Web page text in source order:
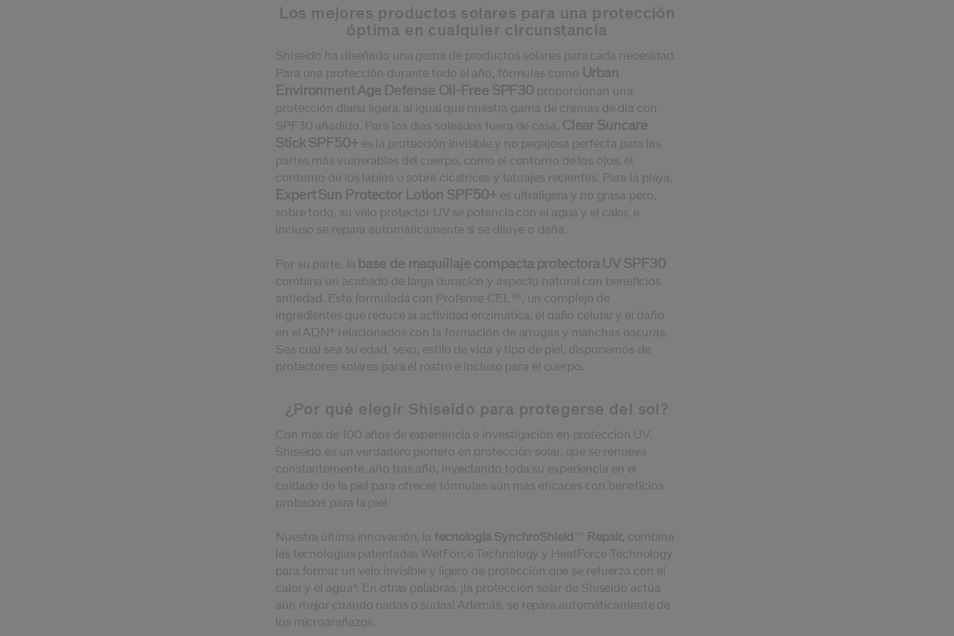
Los mejores productos solares para una protección
óptima en cualquier circunstancia
Shiseido ha diseñado una gama de productos solares para cada necesidad.
Para una protección durante todo el año, fórmulas como Urban
Environment Age Defense Oil-Free SPF30 proporcionan una
protección diaria ligera, al igual que nuestra gama de cremas de día con
SPF30 añadido. Para los días soleados fuera de casa, Clear Suncare
Stick SPF50+ es la protección invisible y no pegajosa perfecta para las
partes más vulnerables del cuerpo, como el contorno de los ojos, el
contorno de los labios o sobre cicatrices y tatuajes recientes. Para la playa,
Expert Sun Protector Lotion SPF50+ es ultraligera y no grasa pero,
sobre todo, su velo protector UV se potencia con el agua y el calor, e
incluso se repara automáticamente si se diluye o daña.
Por su parte, la base de maquillaje compacta protectora UV SPF30
combina un acabado de larga duración y aspecto natural con beneficios
antiedad. Está formulada con Profense CEL™, un complejo de
ingredientes que reduce la actividad enzimática, el daño celular y el daño
en el ADN* relacionados con la formación de arrugas y manchas oscuras.
Sea cual sea su edad, sexo, estilo de vida y tipo de piel, disponemos de
protectores solares para el rostro e incluso para el cuerpo.
¿Por qué elegir Shiseido para protegerse del sol?
Con más de 100 años de experiencia e investigación en protección UV,
Shiseido es un verdadero pionero en protección solar, que se renueva
constantemente, año tras año, inyectando toda su experiencia en el
cuidado de la piel para ofrecer fórmulas aún más eficaces con beneficios
probados para la piel.
Nuestra última innovación, la tecnología SynchroShield ™ Repair, combina
las tecnologías patentadas WetForce Technology y HeatForce Technology
para formar un velo invisible y ligero de protección que se refuerza con el
calor y el agua*. En otras palabras, ¡la protección solar de Shiseido actúa
aún mejor cuando nadas o sudas! Además, se repara automáticamente de
los microarañazos.